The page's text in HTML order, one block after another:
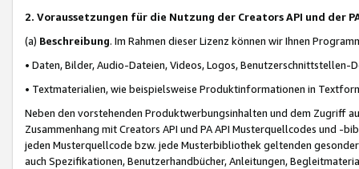
2. Voraussetzungen für die Nutzung der Creators API und der
(a) Beschreibung. Im Rahmen dieser Lizenz können wir Ihnen
• Daten, Bilder, Audio-Dateien, Videos, Logos, Benutzerschnittstellen-
• Textmaterialien, wie beispielsweise Produktinformationen in
Neben den vorstehenden Produktwerbungsinhalten und dem Zugriff
Zusammenhang mit Creators API und PA API Musterquellcodes und
jeden Musterquellcode bzw. jede Musterbibliothek geltenden
auch Spezifikationen, Benutzerhandbücher, Anleitungen,